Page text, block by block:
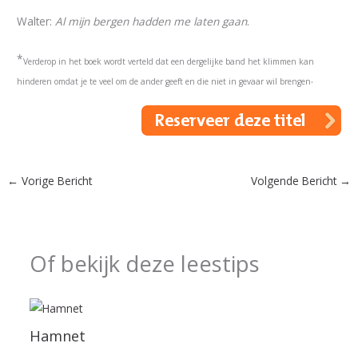
Walter: Al mijn bergen hadden me laten gaan.
*Verderop in het boek wordt verteld dat een dergelijke band het klimmen kan
hinderen omdat je te veel om de ander geeft en die niet in gevaar wil brengen.
← Vorige Bericht Volgende Bericht →
Of bekijk deze leestips
Hamnet